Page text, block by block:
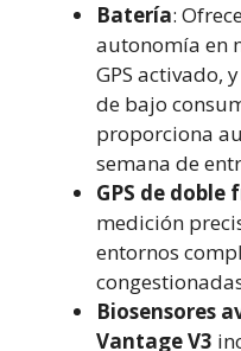
Batería:
autonomía en
GPS activado,
de bajo
proporciona
semana de
GPS de doble
medición
entornos
Biosensores
Vantage V3